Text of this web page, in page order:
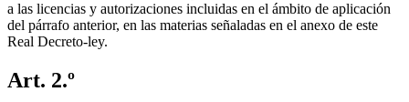
a las licencias y autorizaciones incluidas en el ámbito de aplicación
del párrafo anterior, en las materias señaladas en el anexo de este
Real Decreto-ley.
Art. 2.º